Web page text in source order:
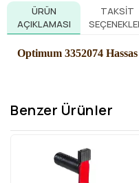
ÜRÜN
AÇIKLAMASI
TAKSIT
Optimum 3352074
Benzer Ürünler